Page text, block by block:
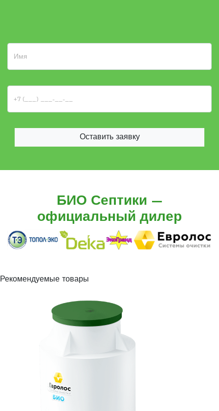
Оставить заявку
БИО Септики —
официальный дилер
Рекомендуемые товары